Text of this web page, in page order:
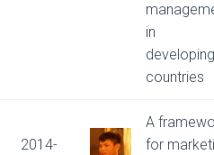
in
developing
countries
2014-
A
for